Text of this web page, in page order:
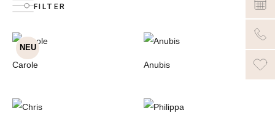
FILTER
NEU
Carole Anubis